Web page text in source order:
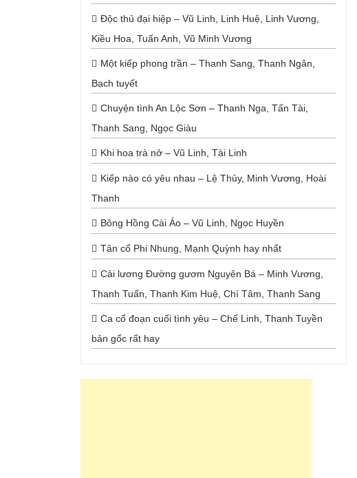
Độc thủ đại hiệp – Vũ Linh, Linh Huệ, Linh Vương,
Kiều Hoa, Tuấn Anh, Vũ Minh Vương
Một kiếp phong trần – Thanh Sang, Thanh Ngân,
Bạch tuyết
Chuyện tình An Lộc Sơn – Thanh Nga, Tấn Tài,
Thanh Sang, Ngọc Giàu
Khi hoa trà nở – Vũ Linh, Tài Linh
Kiếp nào có yêu nhau – Lệ Thủy, Minh Vương, Hoài
Thanh
Bông Hồng Cài Áo – Vũ Linh, Ngọc Huyền
Tân cổ Phi Nhung, Mạnh Quỳnh hay nhất
Cải lương Đường gươm Nguyên Bá – Minh Vương,
Thanh Tuấn, Thanh Kim Huệ, Chí Tâm, Thanh Sang
Ca cổ đoạn cuối tình yêu – Chế Linh, Thanh Tuyền
bản gốc rất hay